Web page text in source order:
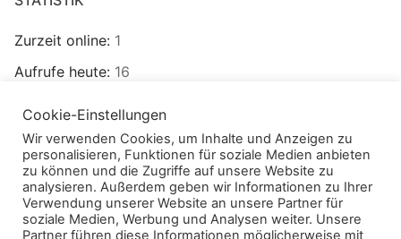
Zurzeit online: 1
Aufrufe heute: 16
Aufrufe gesamt:272.617
Besucher gesamt:99.685
Cookie-Einstellungen
Wir verwenden Cookies, um Inhalte und Anzeigen zu
personalisieren, Funktionen für soziale Medien anbieten
zu können und die Zugriffe auf unsere Website zu
analysieren. Außerdem geben wir Informationen zu Ihrer
Verwendung unserer Website an unsere Partner für
soziale Medien, Werbung und Analysen weiter. Unsere
Partner führen diese Informationen möglicherweise mit